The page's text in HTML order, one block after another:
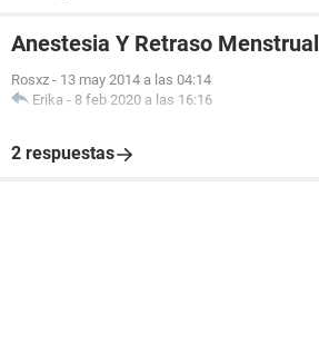
Anestesia Y Retraso Menstrual
Rosxz - 13 may 2014 a las 04:14
Erika - 8 feb 2020 a las 16:16
2 respuestas